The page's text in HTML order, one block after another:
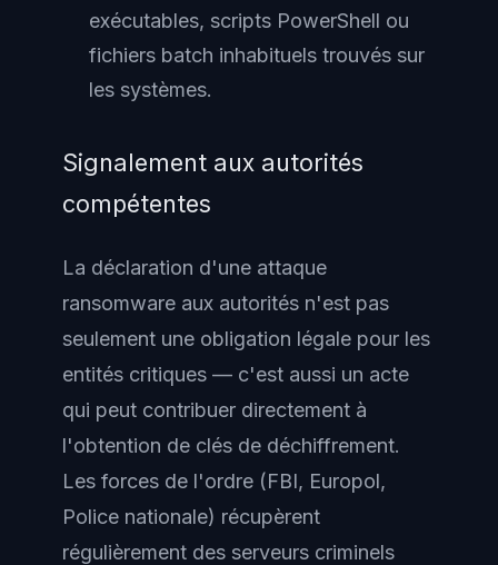
exécutables, scripts PowerShell ou
fichiers batch inhabituels trouvés sur
les systèmes.
Signalement aux autorités
compétentes
La déclaration d'une attaque
ransomware aux autorités n'est pas
seulement une obligation légale pour les
entités critiques — c'est aussi un acte
qui peut contribuer directement à
l'obtention de clés de déchiffrement.
Les forces de l'ordre (FBI, Europol,
Police nationale) récupèrent
régulièrement des serveurs criminels